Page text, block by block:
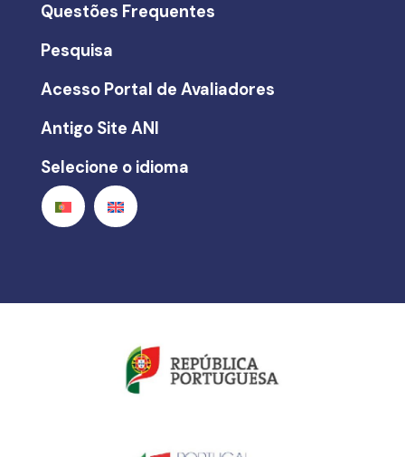
Questões Frequentes
Pesquisa
Acesso Portal de Avaliadores
Antigo Site ANI
Selecione o idioma